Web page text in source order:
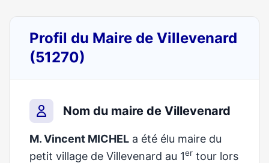
Profil du Maire de Villevenard
(51270)
Nom du maire de Villevenard
M. Vincent MICHEL a été élu maire du
petit village de Villevenard au 1er tour lors